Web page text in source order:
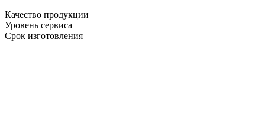
Качество продукции
Уровень сервиса
Срок изготовления